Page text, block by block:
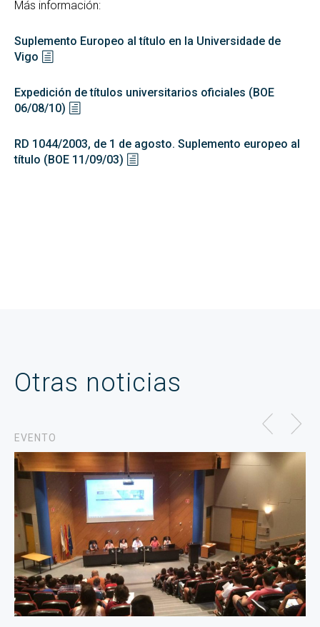
Más información:
Suplemento Europeo al título en la Universidade de
Vigo
Expedición de títulos universitarios oficiales (BOE
06/08/10)
RD 1044/2003, de 1 de agosto. Suplemento europeo al
título (BOE 11/09/03)
Otras noticias
EVENTO